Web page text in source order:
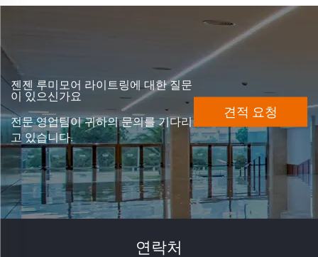
젠젠 루미모어 라이트링에 대한 질문
이 있으신가요
전문 영업팀이 귀하의 문의를 기다리
고 있습니다.
견적 요청
연락처